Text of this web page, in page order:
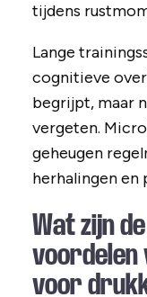
tijdens
Lange
cognitieve
begrijpt, maar
vergeten.
geheugen
herhalingen en
Wat zijn
voordelen
voor